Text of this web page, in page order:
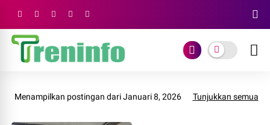
Menampilkan postingan dari Januari 8, 2026 Tunjukkan semua